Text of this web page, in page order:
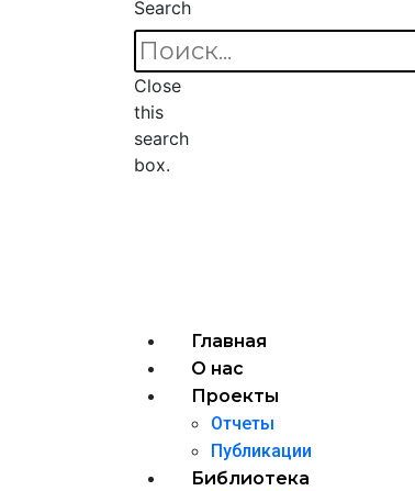
Search
Close
this
search
box.
Главная
О нас
Проекты
Отчеты
Публикации
Библиотека